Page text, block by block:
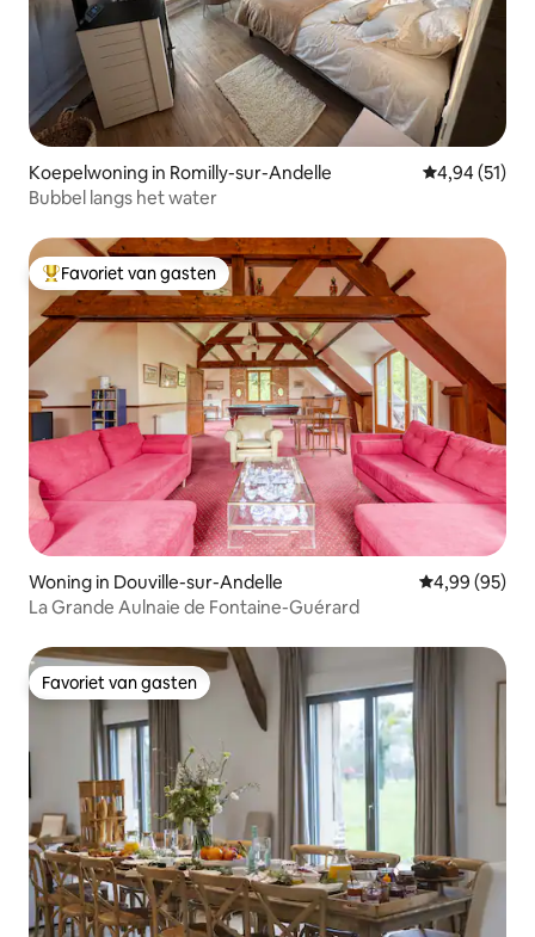
Koepelwoning in Romilly-sur-Andelle Gemiddelde
4,94 (51)
Bubbel langs het water
Topfavoriet van gasten
Favoriet van gasten
Woning in Douville-sur-Andelle Gemiddelde
4,99 (95)
La Grande Aulnaie de Fontaine-Guérard
Favoriet van gasten
Favoriet van gasten